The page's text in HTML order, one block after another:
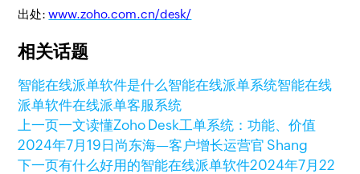
出处:www.zoho.com.cn/desk/
相关话题
智能在线派单软件是什么智能在线派单系统智能在线
派单软件在线派单客服系统
上一页一文读懂Zoho Desk工单系统：功能、价值
2024年7月19日 尚东海—客户增长运营官 Shang
下一页有什么好用的智能在线派单软件2024年7月22